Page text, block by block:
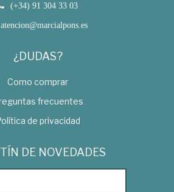
(+34) 91 304 33 03
atencion@marcialpons.es
¿DUDAS?
Como comprar
frecuentes
de privacidad
DE NOVEDADES